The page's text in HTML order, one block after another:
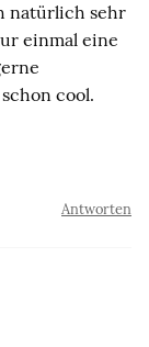
natürlich sehr
einmal eine
cool.
Antworten